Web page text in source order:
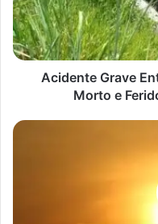
Deixa
um
Morto
e
Feridos
Ferraz
Acidente Grave
Morto e
Onda